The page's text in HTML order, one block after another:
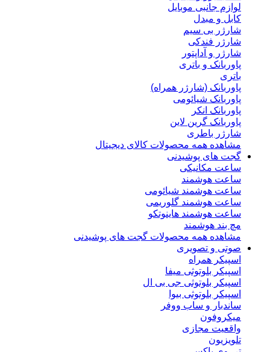
لوازم جانبی موبایل
کابل و مبدل
شارژر بی سیم
شارژر فندکی
شارژر و آداپتور
پاوربانک و باتری
باتری
پاوربانک (شارژر همراه)
پاوربانک شیائومی
پاوربانک انکر
پاوربانک گرین لاین
شارژر باطری
مشاهده همه محصولات کالای دیجیتال
گجت های پوشیدنی
ساعت مکانیکی
ساعت هوشمند
ساعت هوشمند شیائومی
ساعت هوشمند گلوریمی
ساعت هوشمند هاینوتکو
مچ بند هوشمند
مشاهده همه محصولات گجت های پوشیدنی
صوتی و تصویری
اسپیکر همراه
اسپیکر بلوتوثی میفا
اسپیکر بلوتوثی جی بی ال
اسپیکر بلوتوثی بیوا
ساندبار و ساب ووفر
میکروفون
واقعیت مجازی
تلویزیون